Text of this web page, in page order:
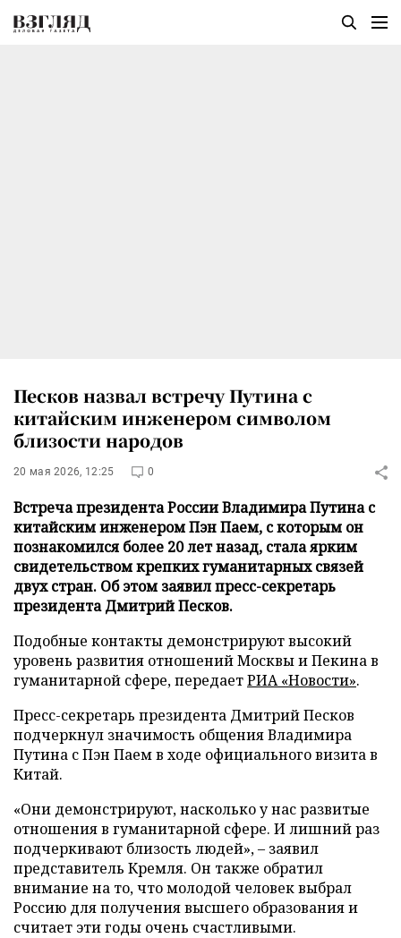
Песков назвал встречу Путина с
китайским инженером символом
близости народов
20 мая 2026, 12:25 0
Встреча президента России Владимира Путина с
китайским инженером Пэн Паем, с которым он
познакомился более 20 лет назад, стала ярким
свидетельством крепких гуманитарных связей
двух стран. Об этом заявил пресс-секретарь
президента Дмитрий Песков.
Подобные контакты демонстрируют высокий
уровень развития отношений Москвы и Пекина в
гуманитарной сфере, передаетРИА «Новости».
Пресс-секретарь президента Дмитрий Песков
подчеркнул значимость общения Владимира
Путина с Пэн Паем в ходе официального визита в
Китай.
«Они демонстрируют, насколько у нас развитые
отношения в гуманитарной сфере. И лишний раз
подчеркивают близость людей», – заявил
представитель Кремля. Он также обратил
внимание на то, что молодой человек выбрал
Россию для получения высшего образования и
считает эти годы очень счастливыми.